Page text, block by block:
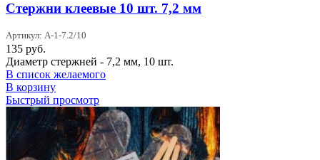
Стержни клеевые 10 шт. 7,2 мм
Артикул: A-1-7.2/10
135 руб.
Диаметр стержней - 7,2 мм, 10 шт.
В список желаемого
В корзину
Быстрый просмотр